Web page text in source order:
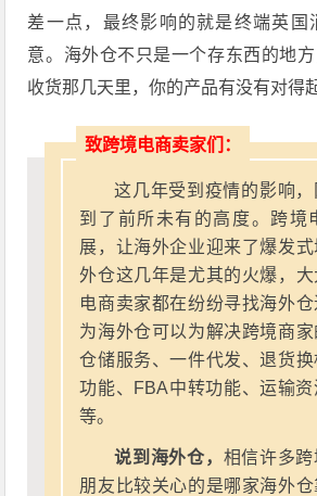
差一点，最终影响的就是终端英国
意。海外仓不只是一个存东西的地
收货那几天里，你的产品有没有对得
致跨境电商卖家们：
这几年受到疫情的影响
到了前所未有的高度。跨境
展，让海外企业迎来了爆发
外仓这几年是尤其的火爆，
电商卖家都在纷纷寻找海外仓
为海外仓可以为解决跨境商
仓储服务、一件代发、退货
功能、FBA中转功能、运输
等。
说到海外仓， 相信许多
朋友比较关心的是哪家海外